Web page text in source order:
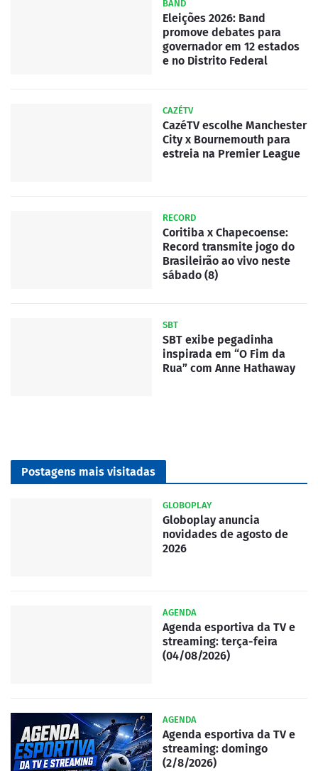
BAND
Eleições 2026: Band
promove debates para
governador em 12 estados
e no Distrito Federal
CAZÉTV
CazéTV escolhe Manchester
City x Bournemouth para
estreia na Premier League
RECORD
Coritiba x Chapecoense:
Record transmite jogo do
Brasileirão ao vivo neste
sábado (8)
SBT
SBT exibe pegadinha
inspirada em “O Fim da
Rua” com Anne Hathaway
Postagens mais visitadas
GLOBOPLAY
Globoplay anuncia
novidades de agosto de
2026
AGENDA
Agenda esportiva da TV e
streaming: terça-feira
(04/08/2026)
AGENDA
Agenda esportiva da TV e
streaming: domingo
(2/8/2026)